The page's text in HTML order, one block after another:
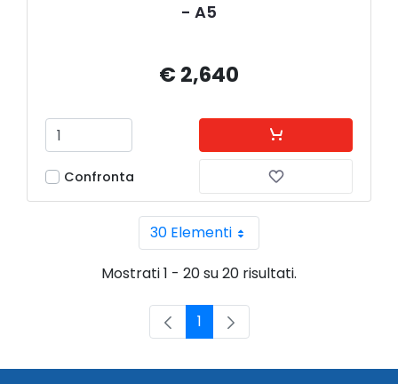
- A5
€ 2,640
Confronta
30 ElementiPer pagina
Mostrati 1 - 20 su 20 risultati.
Pagina
1